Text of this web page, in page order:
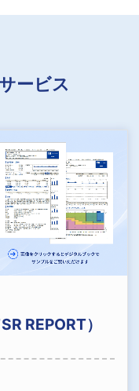
ービス
REPORT）